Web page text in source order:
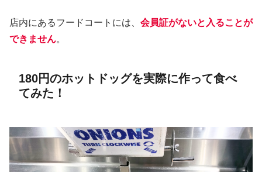
店内にあるフードコートには、 会員証がないと入ることが
できません。
180円のホットドッグを実際に作って食べ
てみた！